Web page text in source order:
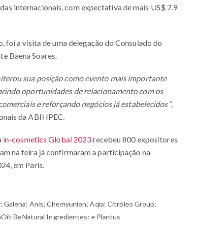
internacionais, com expectativa de mais US$ 7.9
a visita de uma delegação do Consulado do
Baena Soares.
sua posição como evento mais importante
oportunidades de relacionamento com os
e reforçando negócios já estabelecidos”,
da ABIHPEC.
in-cosmetics Global 2023recebeu 800 expositores
na feira já confirmaram a participação na
em Paris.
Anis; Chemyunion; Aqia; Citróleo Group;
BeNatural Ingredientes; e Plantus